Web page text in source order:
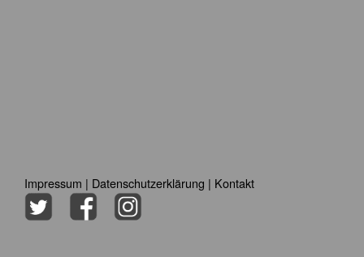
Impressum | Datenschutzerklärung | Kontakt